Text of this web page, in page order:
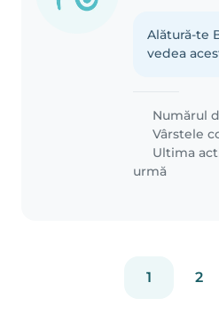
Alătură-te
vedea
Numărul
Vârstele
Ultima
urmă
1 2